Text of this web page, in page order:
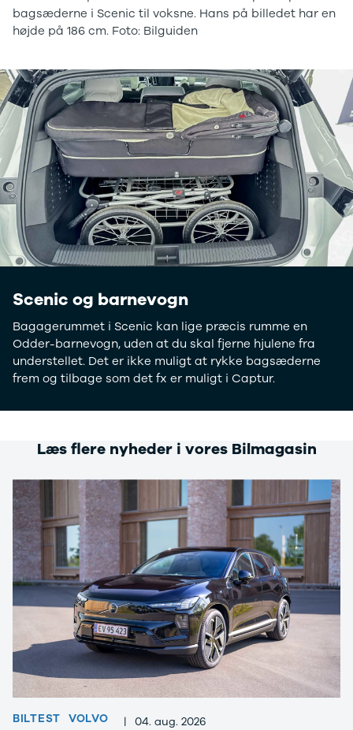
bagsæderne i Scenic til voksne. Hans på billedet har en
højde på 186 cm. Foto: Bilguiden
Scenic og barnevogn
Bagagerummet i Scenic kan lige præcis rumme en
Odder-barnevogn, uden at du skal fjerne hjulene fra
understellet. Det er ikke muligt at rykke bagsæderne
frem og tilbage som det fx er muligt i Captur.
Læs flere nyheder i vores Bilmagasin
BILTEST VOLVO | 04. aug. 2026